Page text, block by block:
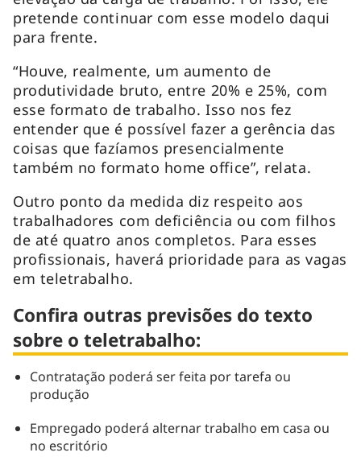
pretende continuar com esse modelo daqui
para frente.
“Houve, realmente, um aumento de
produtividade bruto, entre 20% e 25%, com
esse formato de trabalho. Isso nos fez
entender que é possível fazer a gerência das
coisas que fazíamos presencialmente
também no formato home office”, relata.
Outro ponto da medida diz respeito aos
trabalhadores com deficiência ou com filhos
de até quatro anos completos. Para esses
profissionais, haverá prioridade para as vagas
em teletrabalho.
Confira outras previsões do texto
sobre o teletrabalho:
Contratação poderá ser feita por tarefa ou
produção
Empregado poderá alternar trabalho em casa ou
no escritório